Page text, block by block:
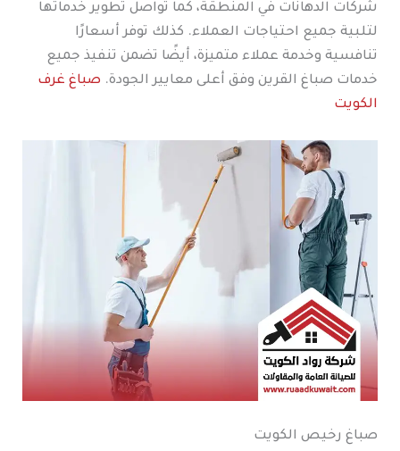
شركات الدهانات في المنطقة، كما تواصل تطوير خدماتها
لتلبية جميع احتياجات العملاء. كذلك توفر أسعارًا
تنافسية وخدمة عملاء متميزة، أيضًا تضمن تنفيذ جميع
خدمات صباغ القرين وفق أعلى معايير الجودة. صباغ غرف
الكويت
صباغ رخيص الكويت